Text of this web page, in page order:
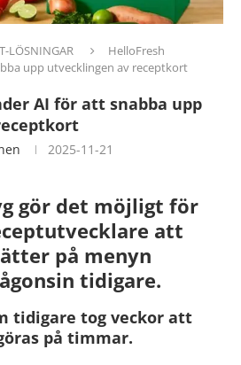
LÖSNINGAR
HelloFresh
upp utvecklingen av receptkort
AI för att snabba upp
2025-11-21
gör det möjligt för
att
på menyn
tidigare.
tidigare tog veckor att
på timmar.